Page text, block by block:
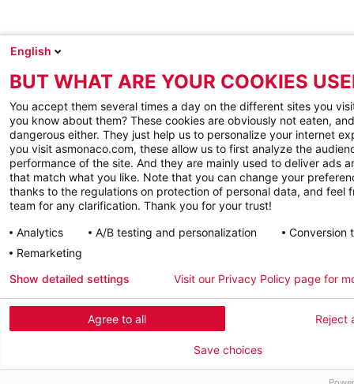
English
BUT WHAT ARE YOUR COOKIES
You accept them several times a day on the different sites you
you know about them? These cookies are obviously not eaten,
dangerous either. They just help us to personalize your internet
you visit asmonaco.com, these allow us to first analyze the
performance of the site. And they are mainly used to deliver ads
that match what you like. Note that you can change your
thanks to the regulations on protection of personal data, and feel
team for any clarification. Thank you for your trust!
Analytics
A/B testing and personalization
Conversion
Remarketing
Agree to all Reject
Show detailed settings Visit our Privacy Policy page for
Save choices